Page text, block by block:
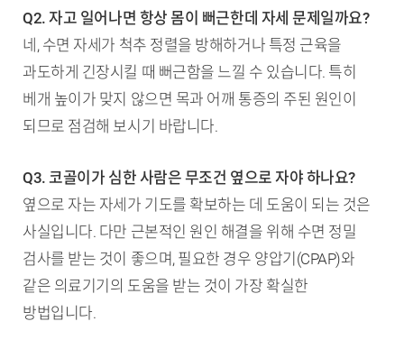
Q2. 자고 일어나면 항상 몸이 뻐근한데 자세 문제일까요?
네, 수면 자세가 척추 정렬을 방해하거나 특정 근육을
과도하게 긴장시킬 때 뻐근함을 느낄 수 있습니다. 특히
베개 높이가 맞지 않으면 목과 어깨 통증의 주된 원인이
되므로 점검해 보시기 바랍니다.
Q3. 코골이가 심한 사람은 무조건 옆으로 자야 하나요?
옆으로 자는 자세가 기도를 확보하는 데 도움이 되는 것은
사실입니다. 다만 근본적인 원인 해결을 위해 수면 정밀
검사를 받는 것이 좋으며, 필요한 경우 양압기(CPAP)와
같은 의료기기의 도움을 받는 것이 가장 확실한
방법입니다.